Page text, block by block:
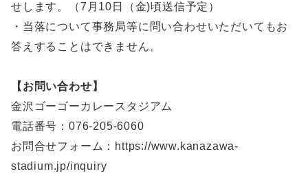
せします。（7月10日（金)頃送信予定）
・当落について事務局等に問い合わせいただいてもお
答えすることはできません。
【お問い合わせ】
金沢ゴーゴーカレースタジアム
電話番号：076-205-6060
お問合せフォーム：https://www.kanazawa-
stadium.jp/inquiry